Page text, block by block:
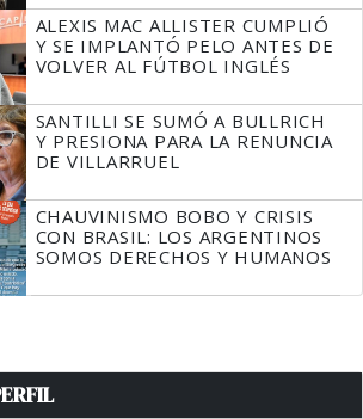
ALEXIS MAC ALLISTER CUMPLIÓ
Y SE IMPLANTÓ PELO ANTES DE
VOLVER AL FÚTBOL INGLÉS
SANTILLI SE SUMÓ A BULLRICH
Y PRESIONA PARA LA RENUNCIA
DE VILLARRUEL
CHAUVINISMO BOBO Y CRISIS
CON BRASIL: LOS ARGENTINOS
SOMOS DERECHOS Y HUMANOS